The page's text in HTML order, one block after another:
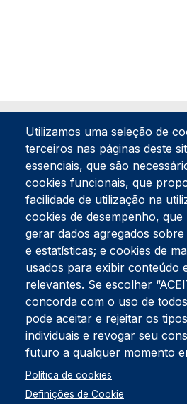
Tel:234 390 100Fax:234 390 100
Endereço Postal
Apartado 42
Rua Gil Eanes 31
3834-908 Gafanha da Nazaré
Estúdios
Rua Prior Guerra
Edifício do Centro Cultural da
3830-556 Gafanha da Nazaré
Rodapé
Cookies
Política de Privacidade
Utilizamos uma seleção de
terceiros nas páginas deste
essenciais, que são
cookies funcionais, que
facilidade de utilização na
cookies de desempenho,
gerar dados agregados
e estatísticas; e cookies de
usados para exibir conteúdo
relevantes. Se escolher
concorda com o uso de
pode aceitar e rejeitar os
individuais e revogar seu
futuro a qualquer momento
Política de cookies
Definições de Cookie